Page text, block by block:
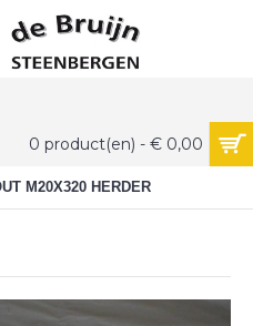
0 product(en) - € 0,00
M20X320 HERDER